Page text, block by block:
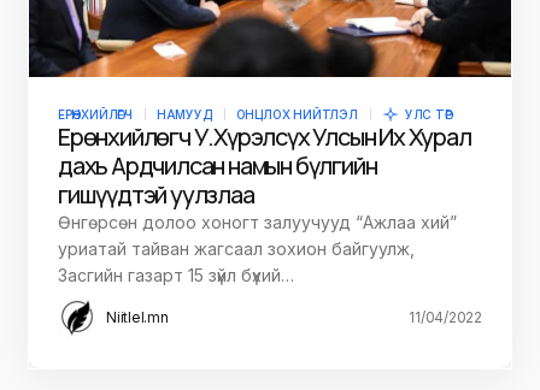
ЕРӨНХИЙЛӨГЧ НАМУУД ОНЦЛОХ НИЙТЛЭЛ УЛС ТӨР
Ерөнхийлөгч У.Хүрэлсүх Улсын Их Хурал
дахь Ардчилсан намын бүлгийн
гишүүдтэй уулзлаа
Өнгөрсөн долоо хоногт залуучууд “Ажлаа хий”
уриатай тайван жагсаал зохион байгуулж,
Засгийн газарт 15 зүйл бүхий…
Niitlel.mn 11/04/2022